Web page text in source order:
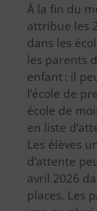
À la fin du
attribue les
dans les
les parents
enfant : il
l’école de
école de
en liste
Les élèves
d’attente
avril 2026
places. Les